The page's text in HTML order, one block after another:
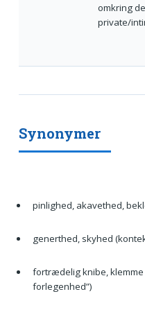
omkring
private/
Synonymer
pinlighed, akavethed,
generthed, skyhed
fortrædelig knibe,
forlegenhed”)